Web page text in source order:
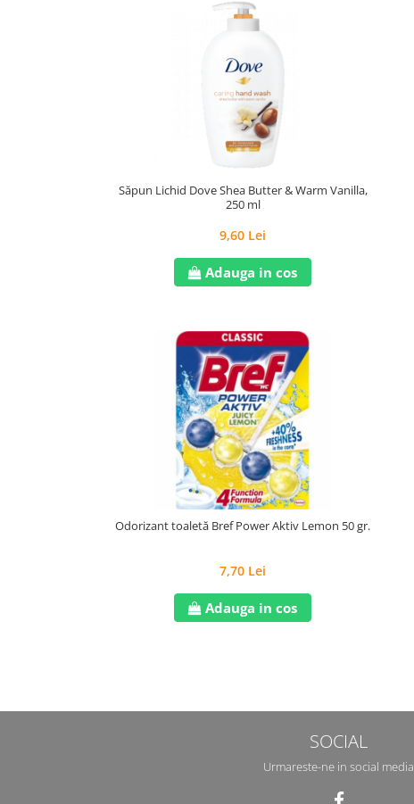
Săpun Lichid Dove Shea Butter & Warm Vanilla,
250 ml
9,60 Lei
Adauga in cos
Odorizant toaletă Bref Power Aktiv Lemon 50 gr.
7,70 Lei
Adauga in cos
SOCIAL
Urmareste-ne in social media